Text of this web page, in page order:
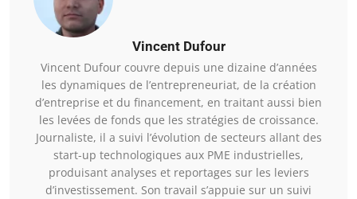
Vincent Dufour
Vincent Dufour couvre depuis une dizaine d’années
les dynamiques de l’entrepreneuriat, de la création
d’entreprise et du financement, en traitant aussi bien
les levées de fonds que les stratégies de croissance.
Journaliste, il a suivi l’évolution de secteurs allant des
start-up technologiques aux PME industrielles,
produisant analyses et reportages sur les leviers
d’investissement. Son travail s’appuie sur un suivi